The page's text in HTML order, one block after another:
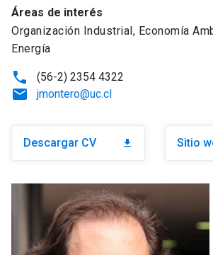
Áreas de interés
Organización Industrial, Economía
Energía
phone (56-2) 2354 4322
email jmontero@uc.cl
Descargar CV download Sitio